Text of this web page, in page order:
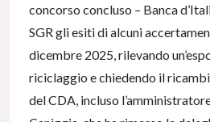
concorso concluso – Banca
SGR gli esiti di alcuni
dicembre 2025, rilevando
riciclaggio e chiedendo il
del CDA, incluso